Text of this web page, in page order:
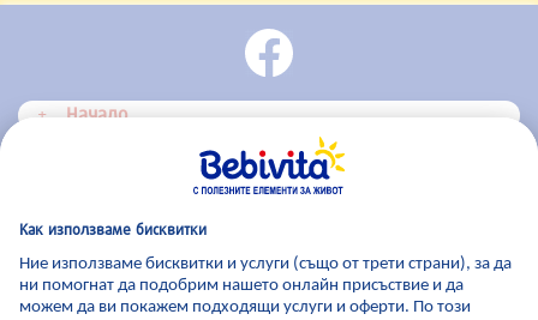
Начало
Bebivita Продукти
Bebivita Център за съвети